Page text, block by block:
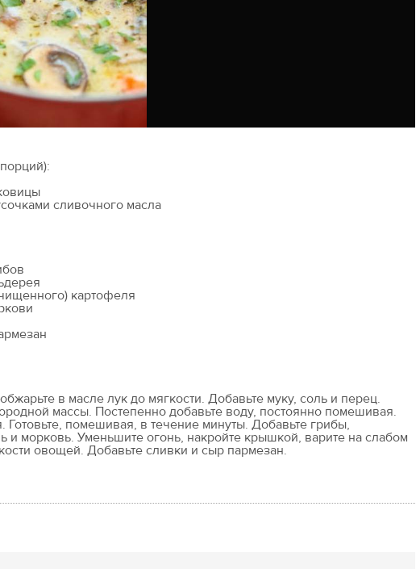
сливочного масла
картофеля
в масле лук до мягкости. Добавьте муку, соль и перец.
массы. Постепенно добавьте воду, постоянно помешивая.
Готовьте, помешивая, в течение минуты. Добавьте грибы,
и морковь. Уменьшите огонь, накройте крышкой, варите на слабом
овощей. Добавьте сливки и сыр пармезан.